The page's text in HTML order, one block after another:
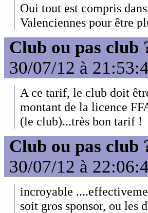
Oui tout est compris
Valenciennes pour être
Club ou pas club
30/07/12 à
A ce tarif, le club doit
montant de la licence
(le club)...très bon tarif !
Club ou pas club
30/07/12 à
incroyable
soit gros sponsor, ou les